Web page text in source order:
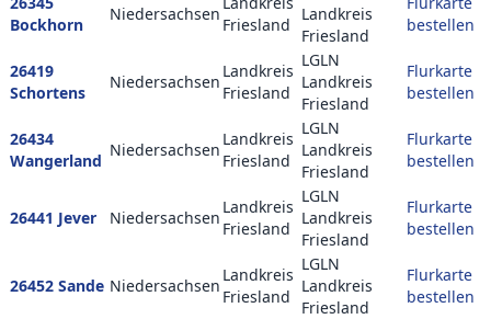
Bockhorn
Niedersachsen
Friesland
Landkreis
Friesland
bestellen
26419
Schortens
Niedersachsen
Landkreis
Friesland
LGLN
Landkreis
Friesland
Flurkarte
bestellen
26434
Wangerland
Niedersachsen
Landkreis
Friesland
LGLN
Landkreis
Friesland
Flurkarte
bestellen
26441 Jever Niedersachsen
Landkreis
Friesland
LGLN
Landkreis
Friesland
Flurkarte
bestellen
26452 Sande Niedersachsen
Landkreis
Friesland
LGLN
Landkreis
Friesland
Flurkarte
bestellen